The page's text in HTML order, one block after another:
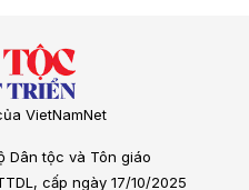
VietNamNet
Dân tộc và Tôn giáo
cấp ngày 17/10/2025